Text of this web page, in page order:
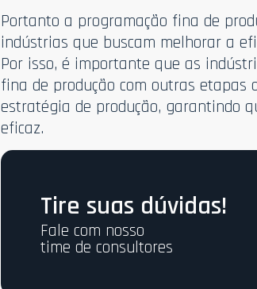
Portanto a programação fina de
indústrias que buscam melhorar a
Por isso, é importante que as
fina de produção com outras etapas
estratégia de produção, garantindo
eficaz.
Tire suas dúvidas!
Fale com nosso
time de consultores